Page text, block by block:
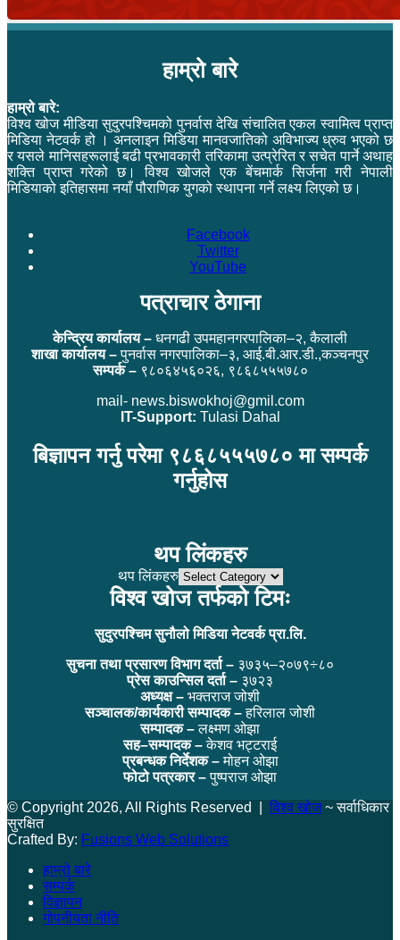
हाम्रो बारे
हाम्रो बारे:
विश्व खोज मीडिया सुदुरपश्चिमको पुनर्वास देखि संचालित एकल स्वामित्व प्राप्त
मिडिया नेटवर्क हो । अनलाइन मिडिया मानवजातिको अविभाज्य ध्रुव भएको छ
र यसले मानिसहरूलाई बढी प्रभावकारी तरिकामा उत्प्रेरित र सचेत पार्ने अथाह
शक्ति प्राप्त गरेको छ। विश्व खोजले एक बेंचमार्क सिर्जना गरी नेपाली
मिडियाको इतिहासमा नयाँ पौराणिक युगको स्थापना गर्ने लक्ष्य लिएको छ।
Facebook
Twitter
YouTube
पत्राचार ठेगाना
केन्द्रिय कार्यालय – धनगढी उपमहानगरपालिका–२, कैलाली
शाखा कार्यालय –पुनर्वास नगरपालिका–३, आई.बी.आर.डी.,कञ्चनपुर
सम्पर्क –९८०६४५६०२६, ९८६८५५५७८०
mail- news.biswokhoj@gmil.com
IT-Support: Tulasi Dahal
बिज्ञापन गर्नु परेमा ९८६८५५५७८० मा सम्पर्क
गर्नुहोस
थप लिंकहरु
थप लिंकहरु
विश्व खोज तर्फको टिमः
सुदुरपश्चिम सुनौलो मिडिया नेटवर्क प्रा.लि.
सुचना तथा प्रसारण विभाग दर्ता – ३७३५–२०७९÷८०
प्रेस काउन्सिल दर्ता – ३७२३
अध्यक्ष – भक्तराज जोशी
सञ्चालक/कार्यकारी सम्पादक –हरिलाल जोशी
सम्पादक –लक्ष्मण ओझा
सह–सम्पादक –केशव भट्टराई
प्रबन्धक निर्देशक –मोहन ओझा
फोटो पत्रकार –पुष्पराज ओझा
© Copyright 2026, All Rights Reserved | विश्व खोज~ सर्वाधिकार
सुरक्षित
Crafted By: Fusions Web Solutions
हाम्रो बारे
सम्पर्क
विज्ञापन
गोपनीयता नीति